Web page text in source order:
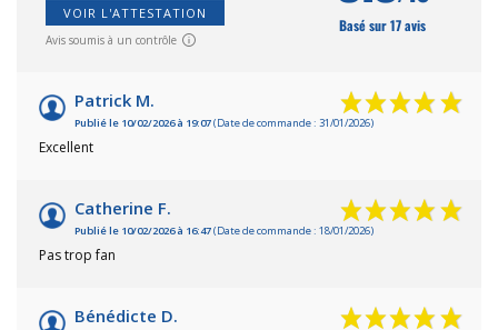
VOIR L'ATTESTATION
Avis soumis à un contrôle
Basé sur 17 avis
Patrick M.
Publié le 10/02/2026 à 19:07(Date de commande : 31/01/2026)
Excellent
Catherine F.
Publié le 10/02/2026 à 16:47(Date de commande : 18/01/2026)
Pas trop fan
Bénédicte D.